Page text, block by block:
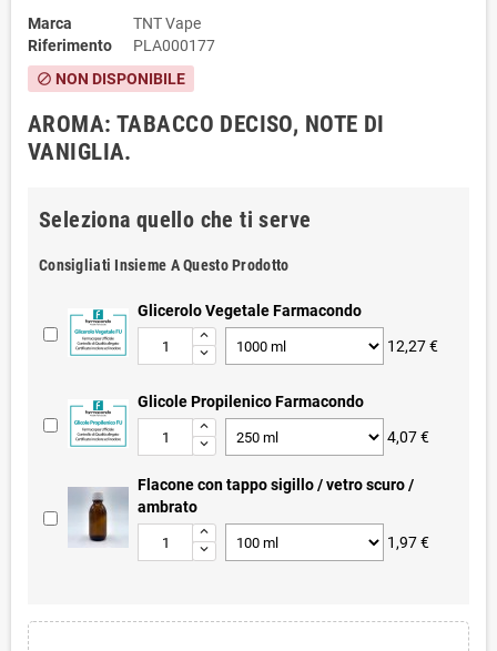
Marca
TNT Vape
Riferimento
PLA000177
block NON DISPONIBILE
AROMA: TABACCO DECISO, NOTE DI
VANIGLIA.
Seleziona quello che ti serve
Consigliati Insieme A Questo Prodotto
Glicerolo Vegetale Farmacondo
12,27 €
Glicole Propilenico Farmacondo
4,07 €
Flacone con tappo sigillo / vetro scuro /
ambrato
1,97 €